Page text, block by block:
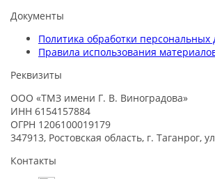
Документы
Политика обработки персональных
Правила использования
Реквизиты
ООО «ТМЗ имени Г. В. Виноградова»
ИНН 6154157884
ОГРН 1206100019179
347913, Ростовская область, г. Таганрог,
Контакты